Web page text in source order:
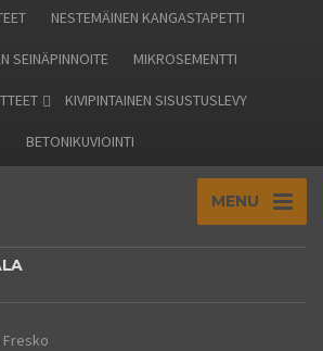
NESTEMÄINEN KANGASTAPETTI
SEINÄPINNOITE MIKROSEMENTTI
KIVIPINTAINEN SISUSTUSLEVY
BETONIKUVIOINTI
MENU